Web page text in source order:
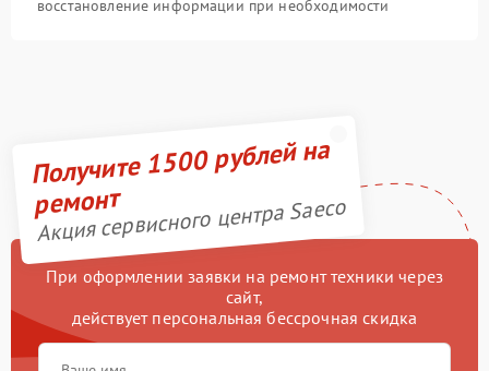
восстановление информации при необходимости
Получите 1500 рублей на
ремонт
Акция сервисного центра Saeco
При оформлении заявки на ремонт техники через
сайт,
действует персональная бессрочная скидка